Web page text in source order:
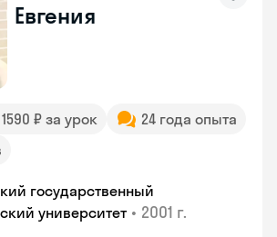
Евгения
₽ за урок
24 года опыта
государственный
университет • 2001 г.